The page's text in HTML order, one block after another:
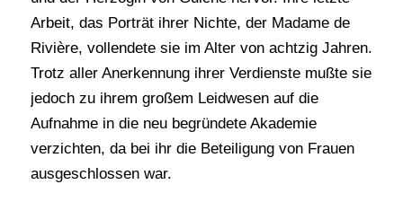
Arbeit, das Porträt ihrer Nichte, der Madame de
Rivière, vollendete sie im Alter von achtzig Jahren.
Trotz aller Anerkennung ihrer Verdienste mußte sie
jedoch zu ihrem großem Leidwesen auf die
Aufnahme in die neu begründete Akademie
verzichten, da bei ihr die Beteiligung von Frauen
ausgeschlossen war.